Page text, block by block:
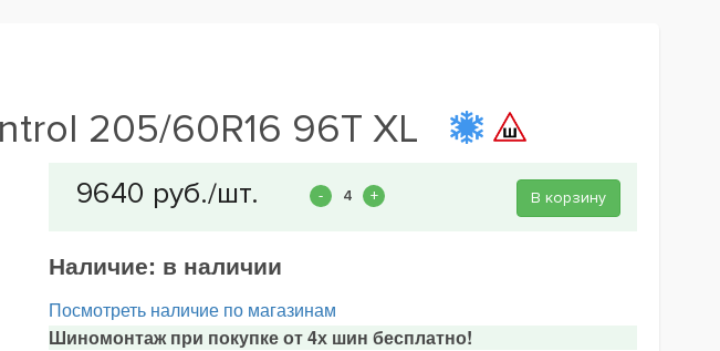
205/60R16 96T XL
В корзину
Наличие: в наличии
Посмотреть наличие по магазинам
Шиномонтаж при покупке от 4х шин бесплатно!